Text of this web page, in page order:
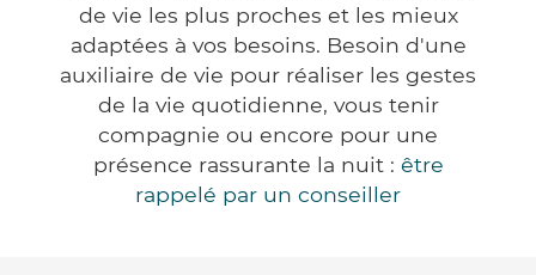
de vie les plus proches et les mieux
adaptées à vos besoins. Besoin d'une
auxiliaire de vie pour réaliser les gestes
de la vie quotidienne, vous tenir
compagnie ou encore pour une
présence rassurante la nuit : être
rappelé par un conseiller